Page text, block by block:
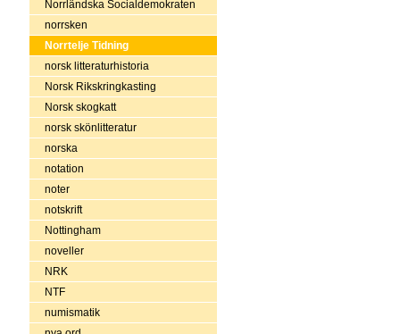
Norrländska Socialdemokraten
norrsken
Norrtelje Tidning
norsk litteraturhistoria
Norsk Rikskringkasting
Norsk skogkatt
norsk skönlitteratur
norska
notation
noter
notskrift
Nottingham
noveller
NRK
NTF
numismatik